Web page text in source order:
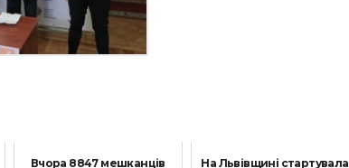
Вчора 8847 мешканців
На Львівщині стартувала